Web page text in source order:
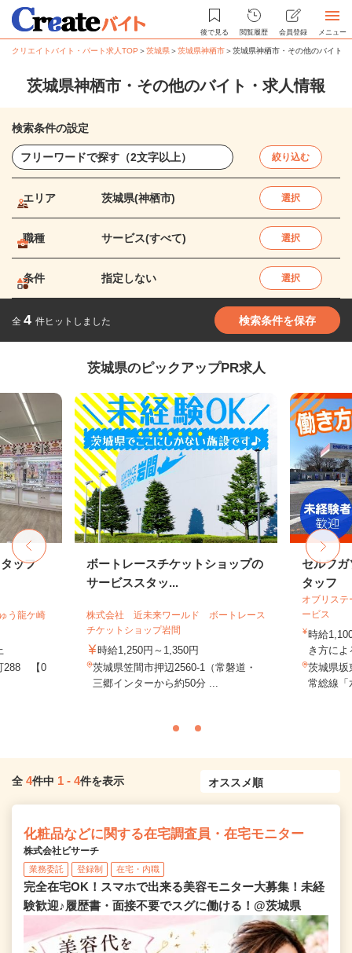
後で見る 閲覧履歴 会員登録 メニュー
クリエイトバイト・パート求人TOP ＞茨城県＞茨城県神栖市＞茨城県神栖市・その他のバイト
茨城県神栖市・その他のバイト・求人情報
検索条件の設定
絞り込む
エリア 茨城県(神栖市) 選択
職種 サービス(すべて) 選択
条件 指定しない 選択
全 4 件ヒットしました 検索条件を保存
茨城県のピックアップPR求人
ッフ
う龍ケ崎
288 【0
ボートレースチケットショップの
サービススタッ...
株式会社 近未来ワールド ボートレース
チケットショップ岩間
時給1,250円～1,350円
茨城県笠間市押辺2560-1（常磐道・
三郷インターから約50分 ...
セルフ
タッフ
オブリス
ービス
時給
き方に
茨城県坂
常総線「
全 4件中 1 - 4件を表示
化粧品などに関する在宅調査員・在宅モニター
株式会社ビサーチ
業務委託 登録制 在宅・内職
完全在宅OK！スマホで出来る美容モニター大募集！未経
験歓迎♪履歴書・面接不要でスグに働ける！@茨城県